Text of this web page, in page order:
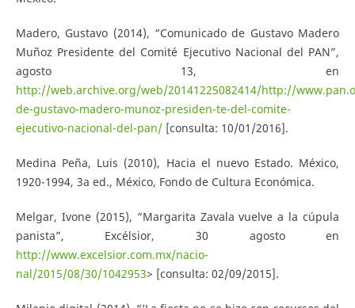
Madero, Gustavo (2014), “Comunicado de Gustavo Madero
Muñoz Presidente del Comité Ejecutivo Nacional del PAN”,
agosto 13, en
http://web.archive.org/web/20141225082414/http://
de-gustavo-madero-munoz-presiden-te-del-comite-
ejecutivo-nacional-del-pan/[consulta: 10/01/2016].
Medina Peña, Luis (2010), Hacia el nuevo Estado. México,
1920-1994, 3a ed., México, Fondo de Cultura Económica.
Melgar, Ivone (2015), “Margarita Zavala vuelve a la cúpula
panista”, Excélsior, 30 agosto en
http://www.excelsior.com.mx/nacio-
nal/2015/08/30/1042953> [consulta: 02/09/2015].